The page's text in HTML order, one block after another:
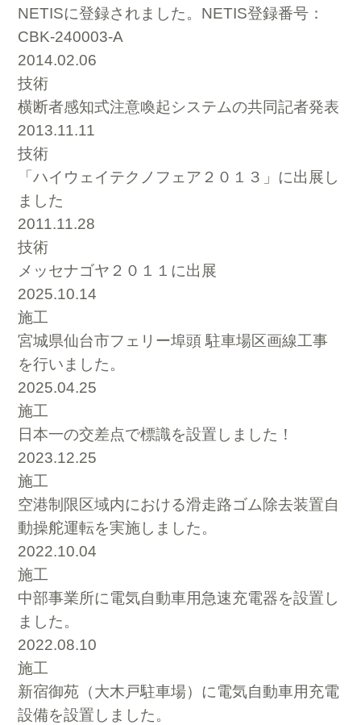
NETISに登録されました。NETIS登録番号：
CBK-240003-A
2014.02.06
技術
横断者感知式注意喚起システムの共同記者発表
2013.11.11
技術
「ハイウェイテクノフェア２０１３」に出展し
ました
2011.11.28
技術
メッセナゴヤ２０１１に出展
2025.10.14
施工
宮城県仙台市フェリー埠頭 駐車場区画線工事
を行いました。
2025.04.25
施工
日本一の交差点で標識を設置しました！
2023.12.25
施工
空港制限区域内における滑走路ゴム除去装置自
動操舵運転を実施しました。
2022.10.04
施工
中部事業所に電気自動車用急速充電器を設置し
ました。
2022.08.10
施工
新宿御苑（大木戸駐車場）に電気自動車用充電
設備を設置しました。